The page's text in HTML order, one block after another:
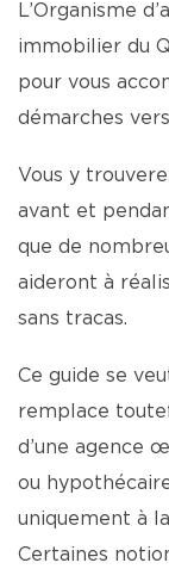
L’Organisme
immobilier du
pour vous
démarches
Vous y
avant et
que de
aideront à
sans tracas.
Ce guide se
remplace
d’une agence
ou
uniquement à
Certaines